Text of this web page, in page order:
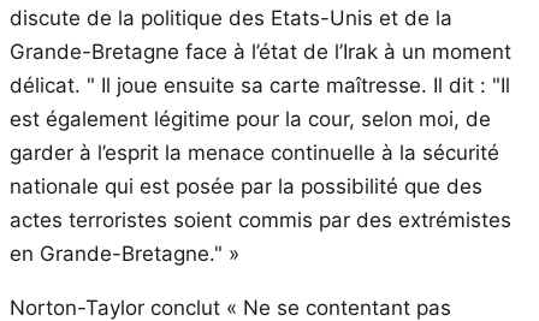
discute de la politique des Etats-Unis et de la
Grande-Bretagne face à l’état de l’Irak à un moment
délicat. " Il joue ensuite sa carte maîtresse. Il dit : "Il
est également légitime pour la cour, selon moi, de
garder à l’esprit la menace continuelle à la sécurité
nationale qui est posée par la possibilité que des
actes terroristes soient commis par des extrémistes
en Grande-Bretagne." »
Norton-Taylor conclut « Ne se contentant pas